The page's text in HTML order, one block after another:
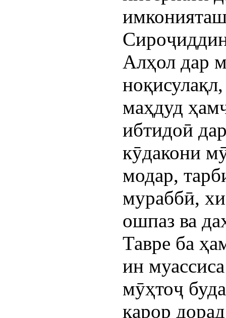
Алҳол дар
маҳдуд
ибтидоӣ
кӯдакони
модар,
мураббӣ,
ошпаз ва
Тавре ба
ин
мӯҳтоҷ
қарор